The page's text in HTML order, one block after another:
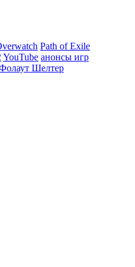
Path of Exile
YouTube анонсы игр
Шелтер